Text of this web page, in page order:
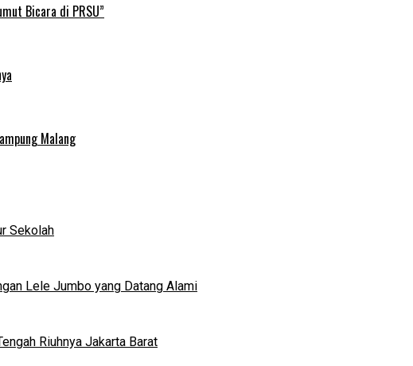
Bicara di PRSU”
Malang
Sekolah
Lele Jumbo yang Datang Alami
Riuhnya Jakarta Barat